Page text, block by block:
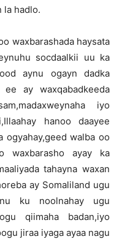
la hadlo.
waxbarashada haysata
socdaalkii uu ka
aynu ogayn dadka
ay waxqabadkeeda
iyo
hanoo daayee
ogyahay,geed walba oo
waxbarasho ayay ka
tahayna waxan
ay Somaliland ugu
ku noolnahay ugu
qiimaha badan,iyo
jiraa iyaga ayaa nagu